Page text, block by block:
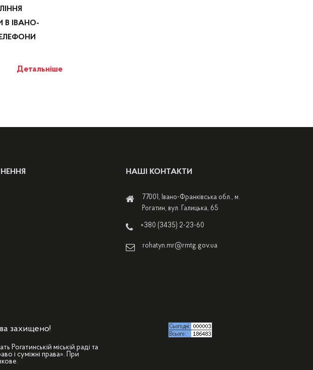
В ІВАНО-
Детальніше
НАШІ КОНТАКТИ
77001, Івано-Франківська обл., м.
Рогатин, вул. Галицька, 65
+380 (3435) 2-23-60
rohatyn.mr@rmtg.gov.ua
захищено!
Рогатинській міській раді та
і суміжні права». При